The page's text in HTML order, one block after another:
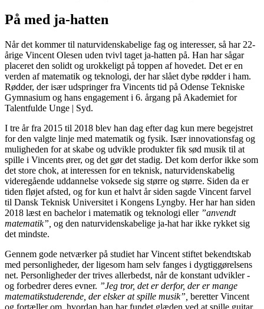
På med ja-hatten
Når det kommer til naturvidenskabelige fag og interesser, så har 22-
årige Vincent Olesen uden tvivl taget ja-hatten på. Han har sågar
placeret den solidt og urokkeligt på toppen af hovedet. Det er en
verden af matematik og teknologi, der har slået dybe rødder i ham.
Rødder, der især udspringer fra Vincents tid på Odense Tekniske
Gymnasium og hans engagement i 6. årgang på Akademiet for
Talentfulde Unge | Syd.
I tre år fra 2015 til 2018 blev han dag efter dag kun mere begejstret
for den valgte linje med matematik og fysik. Især innovationsfag og
muligheden for at skabe og udvikle produkter fik sød musik til at
spille i Vincents ører, og det gør det stadig. Det kom derfor ikke som
det store chok, at interessen for en teknisk, naturvidenskabelig
videregående uddannelse voksede sig større og større. Siden da er
tiden fløjet afsted, og for kun et halvt år siden sagde Vincent farvel
til Dansk Teknisk Universitet i Kongens Lyngby. Her har han siden
2018 læst en bachelor i matematik og teknologi eller ”anvendt
matematik”, og den naturvidenskabelige ja-hat har ikke rykket sig
det mindste.
Gennem gode netværker på studiet har Vincent stiftet bekendtskab
med personligheder, der ligesom ham selv fanges i dygtiggørelsens
net. Personligheder der trives allerbedst, når de konstant udvikler -
og forbedrer deres evner. ”Jeg tror, det er derfor, der er mange
matematikstuderende, der elsker at spille musik”, beretter Vincent
og fortæller om, hvordan han har fundet glæden ved at spille guitar.